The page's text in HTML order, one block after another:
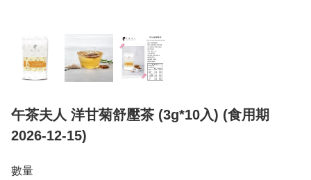
午茶夫人 洋甘菊舒壓茶 (3g*10入) (食用期
2026-12-15)
數量